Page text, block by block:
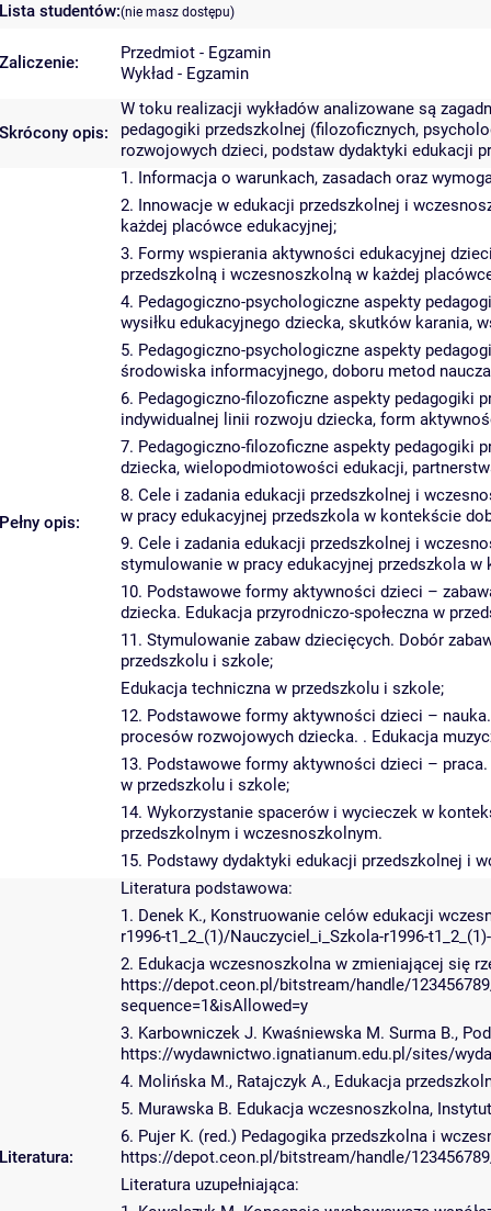
Lista studentów:(nie masz dostępu)
Zaliczenie:
Przedmiot - Egzamin
Wykład - Egzamin
Skrócony opis:
W toku realizacji wykładów analizowane są
pedagogiki przedszkolnej (filozoficznych,
rozwojowych dzieci, podstaw dydaktyki edukacji
Pełny opis:
1. Informacja o warunkach, zasadach oraz
2. Innowacje w edukacji przedszkolnej i
każdej placówce edukacyjnej;
3. Formy wspierania aktywności edukacyjnej
przedszkolną i wczesnoszkolną w każdej
4. Pedagogiczno-psychologiczne aspekty
wysiłku edukacyjnego dziecka, skutków karania,
5. Pedagogiczno-psychologiczne aspekty
środowiska informacyjnego, doboru metod
6. Pedagogiczno-filozoficzne aspekty pedagogiki
indywidualnej linii rozwoju dziecka, form
7. Pedagogiczno-filozoficzne aspekty pedagogiki
dziecka, wielopodmiotowości edukacji,
8. Cele i zadania edukacji przedszkolnej i
w pracy edukacyjnej przedszkola w kontekście
9. Cele i zadania edukacji przedszkolnej i
stymulowanie w pracy edukacyjnej przedszkola
10. Podstawowe formy aktywności dzieci –
dziecka. Edukacja przyrodniczo-społeczna w
11. Stymulowanie zabaw dziecięcych. Dobór
przedszkolu i szkole;
Edukacja techniczna w przedszkolu i szkole;
12. Podstawowe formy aktywności dzieci –
procesów rozwojowych dziecka. . Edukacja
13. Podstawowe formy aktywności dzieci –
w przedszkolu i szkole;
14. Wykorzystanie spacerów i wycieczek w
przedszkolnym i wczesnoszkolnym.
15. Podstawy dydaktyki edukacji przedszkolnej i
Literatura:
Literatura podstawowa:
1. Denek K., Konstruowanie celów edukacji
r1996-t1_2_(1)/Nauczyciel_i_Szkola-r1996-
2. Edukacja wczesnoszkolna w zmieniającej się
https://depot.ceon.pl/bitstream/handle/
sequence=1&isAllowed=y
3. Karbowniczek J. Kwaśniewska M. Surma B.,
https://wydawnictwo.ignatianum.edu.pl/sites/
4. Molińska M., Ratajczyk A., Edukacja
5. Murawska B. Edukacja wczesnoszkolna,
6. Pujer K. (red.) Pedagogika przedszkolna i
https://depot.ceon.pl/bitstream/handle/
Literatura uzupełniająca: